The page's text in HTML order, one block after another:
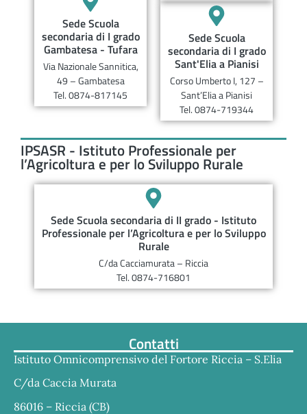
Sede Scuola
secondaria di I grado
Gambatesa - Tufara
Via Nazionale Sannitica,
49 – Gambatesa
Tel. 0874-817145
Sede Scuola
secondaria di I grado
Sant'Elia a Pianisi
Corso Umberto I, 127 –
Sant’Elia a Pianisi
Tel. 0874-719344
IPSASR - Istituto Professionale per
l’Agricoltura e per lo Sviluppo Rurale
Sede Scuola secondaria di II grado - Istituto
Professionale per l’Agricoltura e per lo Sviluppo
Rurale
C/da Cacciamurata – Riccia
Tel. 0874-716801
Contatti
Istituto Omnicomprensivo del Fortore Riccia – S.Elia
C/da Caccia Murata
86016 – Riccia (CB)